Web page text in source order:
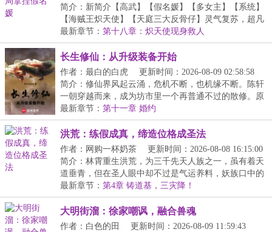
简介：新简介【高武】【假名媛】【多女主】【系统】
【海贼王炽天使】【天庭三大反骨仔】灵气复苏，超凡
时...
最新章节： 第十八章：炽天使现身救人
长生修仙：从升级装备开始
作者：最白的白虎
更新时间：2026-08-09 02:58:58
简介：修仙界风起云涌，危机不断，也机缘不断。陈轩
一朝穿越而来，成为坊市里一个再普通不过的散修。原
以...
最新章节： 第十一章 婚约
洪荒：练假成真，缔造位格成圣法
作者：网购一杯奶茶
更新时间：2026-08-08 16:15:00
简介：林霄重生洪荒，为三千先天人族之一，虽有着天
道垂青，但在圣人眼中却不过是气运养料，妖族口中的
血...
最新章节： 第4章 铸道基，三灾降！
大明街溜：徐家嘲讽，融合兽魂
作者：白色的田
更新时间：2026-08-09 11:59:43